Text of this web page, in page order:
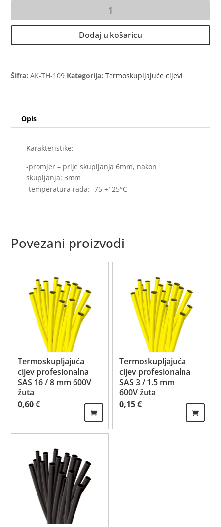
profesionalna
/
3
crna
količina
Dodaj u košaricu
Šifra:ΑΚ-ΤΗ-109 Kategorija:Termoskupljajuće cijevi
Opis
Karakteristike:
-promjer – prije skupljanja 6mm, nakon
skupljanja: 3mm
-temperatura rada: -75 +125°C
Povezani proizvodi
Termoskupljajuća
cijev profesionalna
SAS 16 / 8 mm 600V
žuta
0,60€
Termoskupljajuća
cijev profesionalna
SAS 3 / 1.5 mm
600V žuta
0,15€